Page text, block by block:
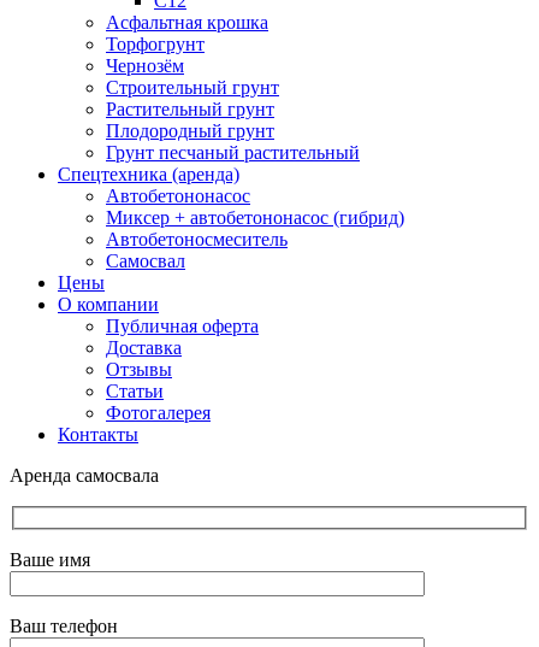
Асфальтная крошка
Торфогрунт
Чернозём
Строительный грунт
Растительный грунт
Плодородный грунт
Грунт песчаный растительный
Спецтехника (аренда)
Автобетононасос
Миксер + автобетононасос (гибрид)
Автобетоносмеситель
Самосвал
Цены
О компании
Публичная оферта
Доставка
Отзывы
Статьи
Фотогалерея
Контакты
Аренда самосвала
Ваше имя
Ваш телефон